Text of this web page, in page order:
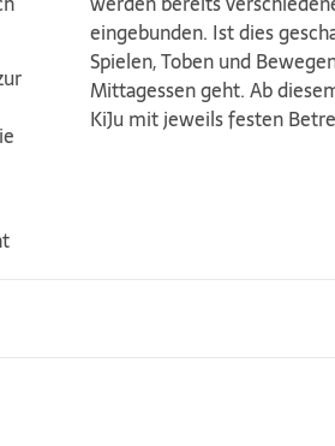
eingebunden. Ist dies
Spielen, Toben und
Mittagessen geht. Ab
KiJu mit jeweils festen